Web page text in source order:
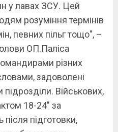
у лавах ЗСУ. Цей
розуміння термінів
певних пільг тощо", –
ОП.Паліса
різних
задоволені
Військових,
18-24" за
після підготовки,